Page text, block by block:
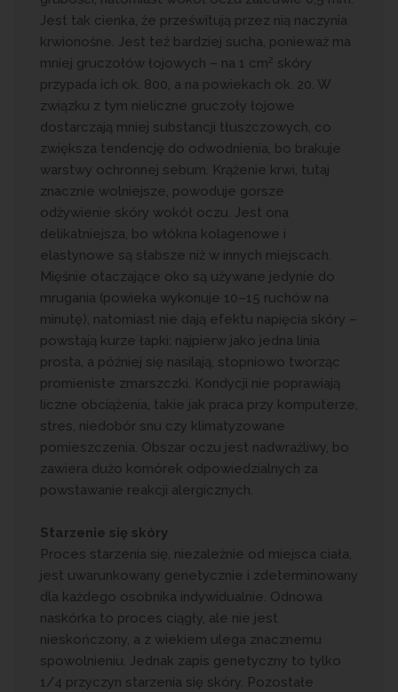
Jest tak cienka, że prześwitują przez nią naczynia
krwionośne. Jest też bardziej sucha, ponieważ ma
mniej gruczołów łojowych – na 1 cm2 skóry
przypada ich ok. 800, a na powiekach ok. 20. W
związku z tym nieliczne gruczoły łojowe
dostarczają mniej substancji tłuszczowych, co
zwiększa tendencję do odwodnienia, bo brakuje
warstwy ochronnej sebum. Krążenie krwi, tutaj
znacznie wolniejsze, powoduje gorsze
odżywienie skóry wokół oczu. Jest ona
delikatniejsza, bo włókna kolagenowe i
elastynowe są słabsze niż w innych miejscach.
Mięśnie otaczające oko są używane jedynie do
mrugania (powieka wykonuje 10–15 ruchów na
minutę), natomiast nie dają efektu napięcia skóry –
powstają kurze łapki: najpierw jako jedna linia
prosta, a później się nasilają, stopniowo tworząc
promieniste zmarszczki. Kondycji nie poprawiają
liczne obciążenia, takie jak praca przy komputerze,
stres, niedobór snu czy klimatyzowane
pomieszczenia. Obszar oczu jest nadwrażliwy, bo
zawiera dużo komórek odpowiedzialnych za
powstawanie reakcji alergicznych.
Starzenie się skóry
Proces starzenia się, niezależnie od miejsca ciała,
jest uwarunkowany genetycznie i zdeterminowany
dla każdego osobnika indywidualnie. Odnowa
naskórka to proces ciągły, ale nie jest
nieskończony, a z wiekiem ulega znacznemu
spowolnieniu. Jednak zapis genetyczny to tylko
1/4 przyczyn starzenia się skóry. Pozostałe